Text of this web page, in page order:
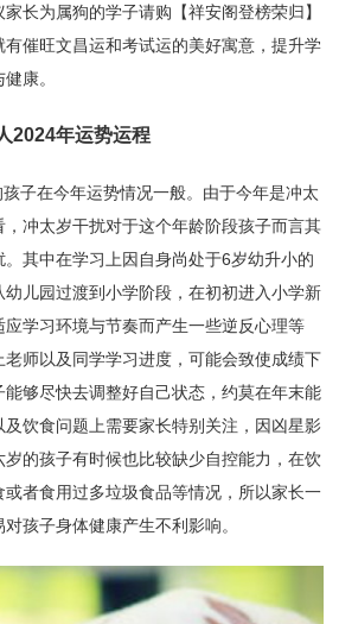
长为属狗的学子请购【祥安阁登榜荣归】
催旺文昌运和考试运的美好寓意，提升学
康。
2024年运势运程
在今年运势情况一般。由于今年是冲太
冲太岁干扰对于这个年龄阶段孩子而言其
其中在学习上因自身尚处于6岁幼升小的
儿园过渡到小学阶段，在初初进入小学新
学习环境与节奏而产生一些逆反心理等
师以及同学学习进度，可能会致使成绩下
够尽快去调整好自己状态，约莫在年末能
饮食问题上需要家长特别关注，因凶星影
的孩子有时候也比较缺少自控能力，在饮
者食用过多垃圾食品等情况，所以家长一
孩子身体健康产生不利影响。